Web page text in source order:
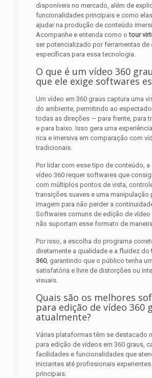
disponíveis no mercado, além de
funcionalidades principais e como
ajudar na produção de conteúdo
Acompanhe e entenda como otour
ser potencializado por ferramentas de
específicas para essa tecnologia.
O que é um vídeo 360
que ele exige softwares
Um vídeo em 360 graus captura uma
do ambiente, permitindo ao
todas as direções — para frente, para
e para baixo. Isso gera uma
rica e imersiva em comparação com
tradicionais.
Por lidar com esse tipo de conteúdo,
vídeo 360 requer softwares que
com múltiplos pontos de vista,
transições suaves e uma manipulação
imagem para não perder a
Softwares comuns de edição de vídeo
não suportam esse formato de
Por isso, a escolha do programa
diretamente a qualidade e a fluidez do
360, garantindo que o público tenha
satisfatória e livre de distorções ou
visuais.
Quais são os melhores
para edição de vídeo 360
atualmente?
Várias plataformas têm se destacado
para edição de vídeos em 360 graus,
facilidades e funcionalidades que
iniciantes até profissionais
principais: